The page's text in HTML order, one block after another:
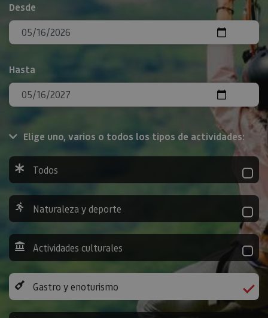
Desde
Hasta
Elige uno, varios o todos los tipos de actividades:
Todos
Naturaleza y deporte
Actividades culturales
Gastro y enoturismo